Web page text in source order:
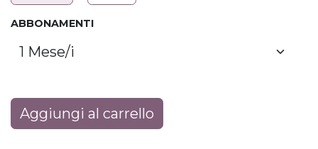
ABBONAMENTI
Aggiungi al carrello